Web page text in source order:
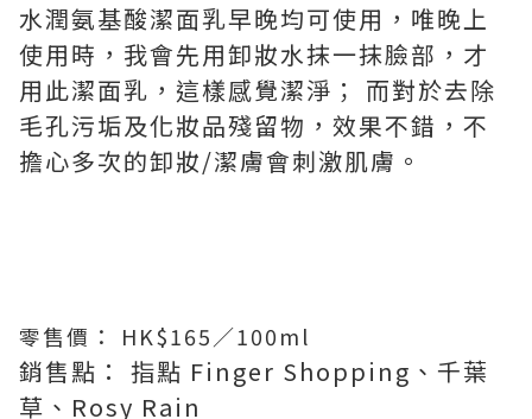
水潤氨基酸潔面乳早晚均可使用，唯晚上
使用時，我會先用卸妝水抹一抹臉部，才
用此潔面乳，這樣感覺潔淨； 而對於去除
毛孔污垢及化妝品殘留物，效果不錯，不
擔心多次的卸妝/潔膚會刺激肌膚。
零售價： HK$165／100ml
銷售點： 指點 Finger Shopping、千葉
草、Rosy Rain